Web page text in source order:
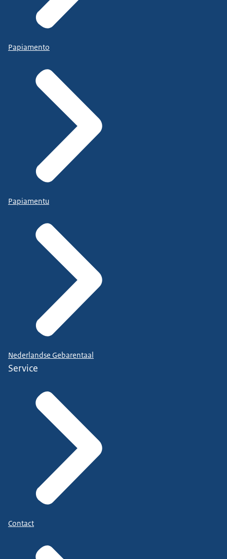
Papiamento
Papiamentu
Nederlandse Gebarentaal
Service
Contact